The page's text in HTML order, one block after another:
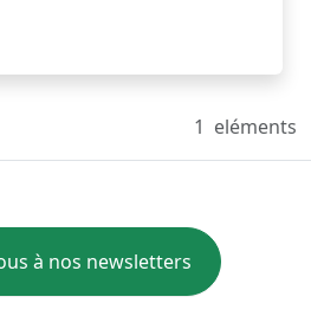
1 eléments
à nos newsletters